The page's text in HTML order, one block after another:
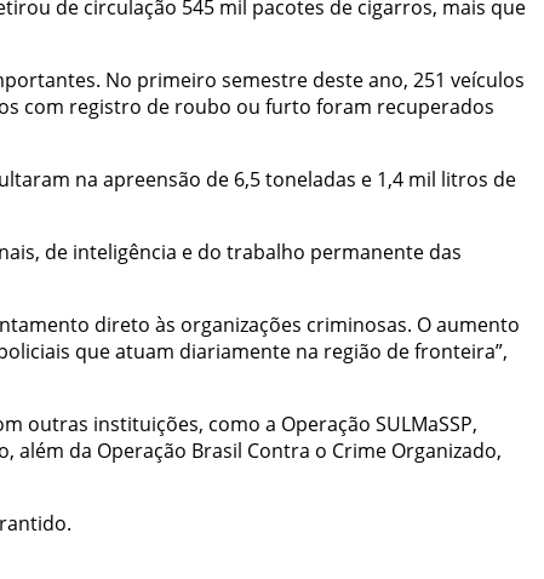
de circulação 545 mil pacotes de cigarros, mais que
No primeiro semestre deste ano, 251 veículos
com registro de roubo ou furto foram recuperados
na apreensão de 6,5 toneladas e 1,4 mil litros de
de inteligência e do trabalho permanente das
direto às organizações criminosas. O aumento
que atuam diariamente na região de fronteira”,
outras instituições, como a Operação SULMaSSP,
além da Operação Brasil Contra o Crime Organizado,